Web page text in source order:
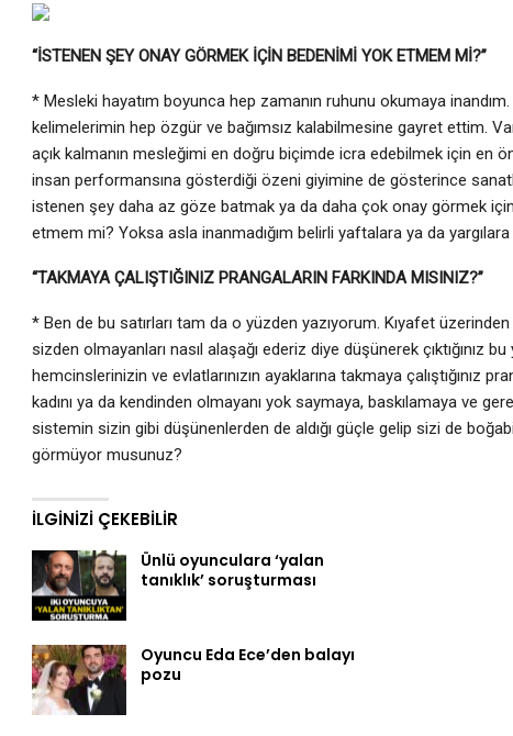
“İSTENEN ŞEY ONAY GÖRMEK İÇİN BEDENİMİ YOK ETMEM Mİ?”
* Mesleki hayatım boyunca hep zamanın ruhunu okumaya
kelimelerimin hep özgür ve bağımsız kalabilmesine gayret ettim.
açık kalmanın mesleğimi en doğru biçimde icra edebilmek için en
insan performansına gösterdiği özeni giyimine de gösterince
istenen şey daha az göze batmak ya da daha çok onay görmek
etmem mi? Yoksa asla inanmadığım belirli yaftalara ya da
“TAKMAYA ÇALIŞTIĞINIZ PRANGALARIN FARKINDA MISINIZ?”
* Ben de bu satırları tam da o yüzden yazıyorum. Kıyafet
sizden olmayanları nasıl alaşağı ederiz diye düşünerek çıktığınız
hemcinslerinizin ve evlatlarınızın ayaklarına takmaya çalıştığınız
kadını ya da kendinden olmayanı yok saymaya, baskılamaya ve
sistemin sizin gibi düşünenlerden de aldığı güçle gelip sizi de
görmüyor musunuz?
İLGINIZI ÇEKEBILIR
Ünlü oyunculara ‘yalan
tanıklık’ soruşturması
Oyuncu Eda Ece’den balayı
pozu